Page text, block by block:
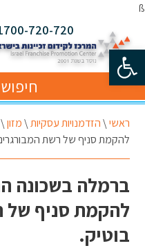
פתח סרגל נגישות
ß
720-720
ראשי\הזדמנויות עסקיות\מזון
להקמת סניף של רשת
ברמלה בשכונה
להקמת סניף של
בוטיק.